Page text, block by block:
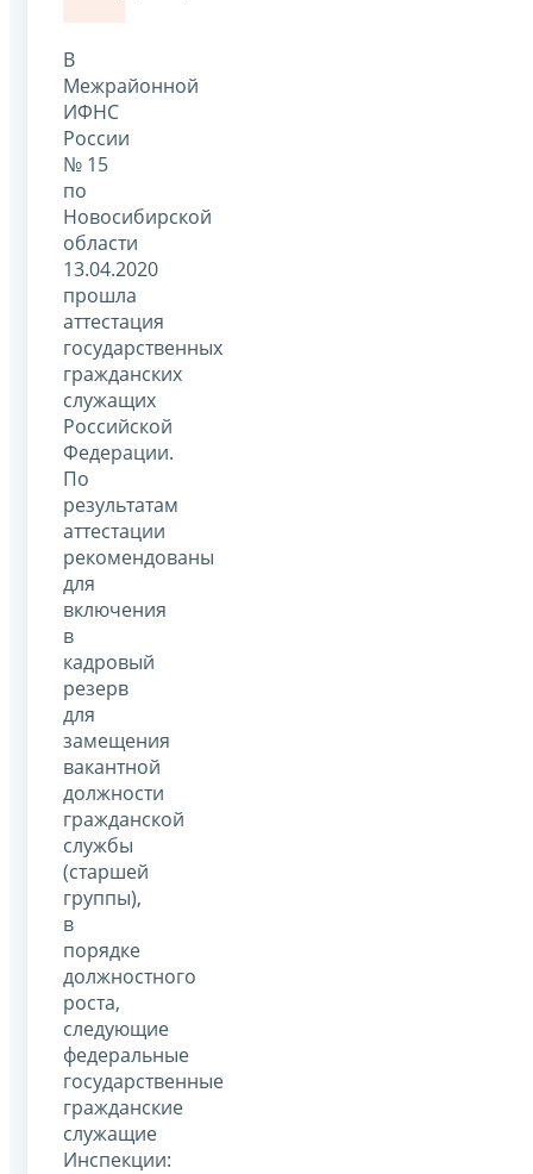
В
Межрайонной
ИФНС
России
№ 15
по
Новосибирской
области
13.04.2020
прошла
аттестация
государственных
гражданских
служащих
Российской
Федерации.
По
результатам
аттестации
рекомендованы
для
включения
в
кадровый
резерв
для
замещения
вакантной
должности
гражданской
службы
(старшей
группы),
в
порядке
должностного
роста,
следующие
федеральные
государственные
гражданские
служащие
Инспекции: